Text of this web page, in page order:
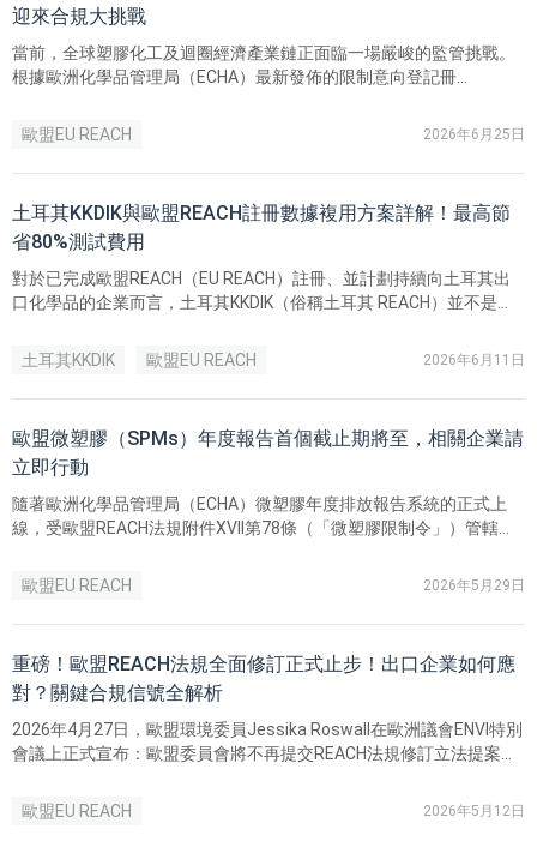
迎來合規大挑戰
當前，全球塑膠化工及迴圈經濟產業鏈正面臨一場嚴峻的監管挑戰。
根據歐洲化學品管理局（ECHA）最新發佈的限制意向登記冊
日正式依據歐盟REACH法規提交限制意向，擬對多種具有環境內分泌
干擾特性的雙酚類物質 （Bisphenols）實施全面限制。相應的Annex
XV（附件15）限制卷宗預計將於2027年3月12日正式提交。
歐盟EU REACH 2026年6月25日
土耳其KKDIK與歐盟REACH註冊數據複用方案詳解！最高節
省80%測試費用
對於已完成歐盟REACH（EU REACH）註冊、並計劃持續向土耳其出
口化學品的企業而言，土耳其KKDIK（俗稱土耳其 REACH）並不是
據授權的獨立註冊。
土耳其KKDIK 歐盟EU REACH 2026年6月11日
歐盟微塑膠（SPMs）年度報告首個截止期將至，相關企業請
立即行動
隨著歐洲化學品管理局（ECHA）微塑膠年度排放報告系統的正式上
線，受歐盟REACH法規附件XVII第78條（「微塑膠限制令」）管轄的
歐盟EU REACH
2026年5月29日
重磅！歐盟REACH法規全面修訂正式止步！出口企業如何應
對？關鍵合規信號全解析
2026年4月27日，歐盟環境委員Jessika Roswall在歐洲議會ENVI特別
會議上正式宣布：歐盟委員會將不再提交REACH法規修訂立法提案。
全面修訂並不會帶來幫助。」
歐盟EU REACH 2026年5月12日